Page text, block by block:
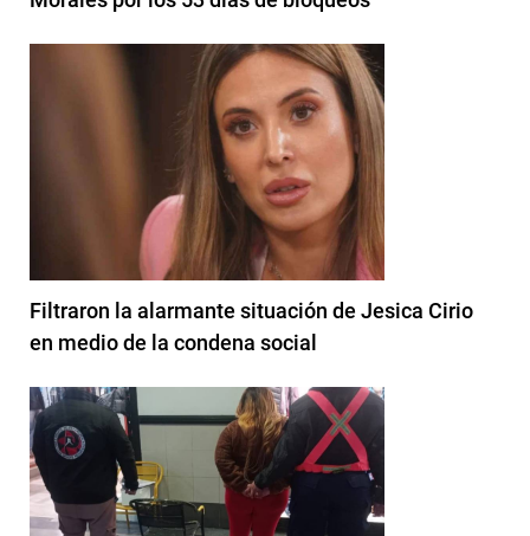
Filtraron la alarmante situación de Jesica Cirio
en medio de la condena social